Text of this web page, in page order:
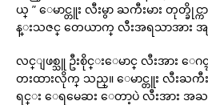
ယ္ ” ေမာင္တူး လီးမွာ ႀကီးမား တုတ္ခို
န္းသဇင္ တေယာက္ လီးအရသာအား အ
လင္ျဖစ္သူ ဦးစိုင္းေမာင္ လီးအား ေ
တးထားလိုက္ သည္။ ေမာင္တူး လီးႀကီ
ရင္း ေရမေဆး ေတာ့ပဲ လီးအား အ